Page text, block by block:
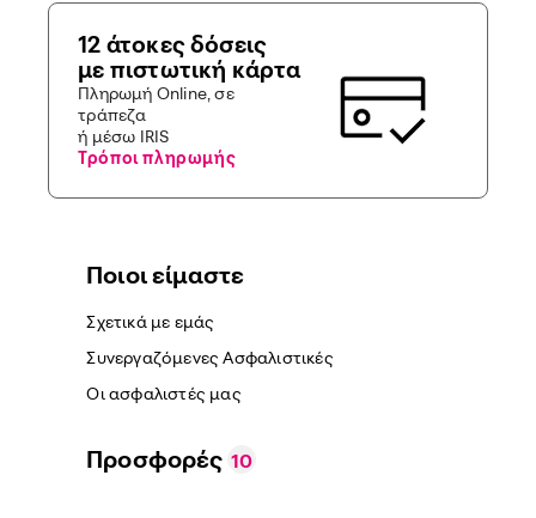
Ποιοι είμαστε
Σχετικά με εμάς
Συνεργαζόμενες Ασφαλιστικές
Οι ασφαλιστές μας
Προσφορές 10
12 άτοκες δόσεις
με πιστωτική κάρτα
Πληρωμή Online, σε
τράπεζα
ή μέσω IRIS
Τρόποι πληρωμής